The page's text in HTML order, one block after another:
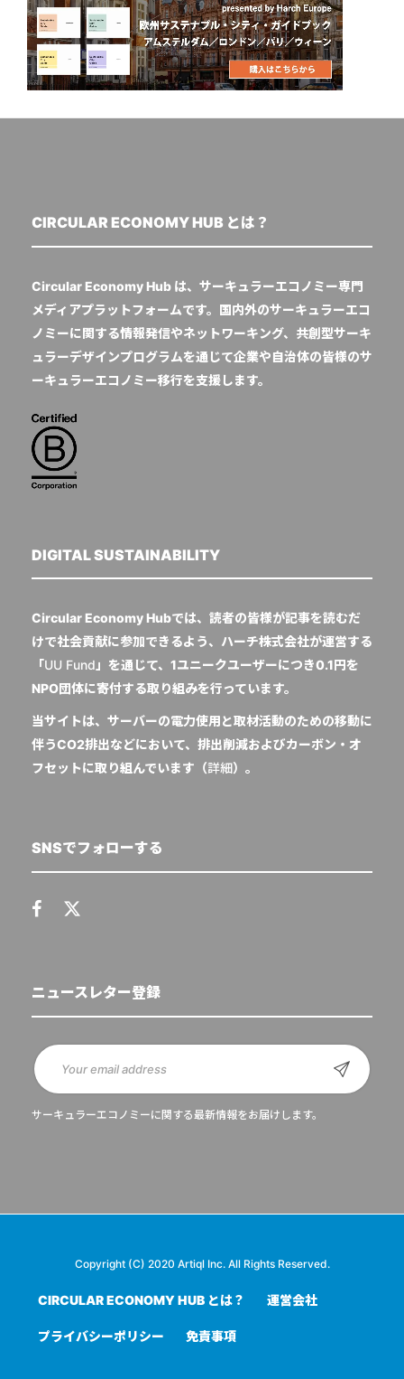
CIRCULAR ECONOMY HUB とは？
Circular Economy Hub は、サーキュラーエコノミー専門
メディアプラットフォームです。国内外のサーキュラーエコ
ノミーに関する情報発信やネットワーキング、共創型サーキ
ュラーデザインプログラムを通じて企業や自治体の皆様のサ
ーキュラーエコノミー移行を支援します。
DIGITAL SUSTAINABILITY
Circular Economy Hubでは、読者の皆様が記事を読むだ
けで社会貢献に参加できるよう、ハーチ株式会社が運営する
「UU Fund 」を通じて、1ユニークユーザーにつき0.1円を
NPO団体に寄付する取り組みを行っています。
当サイトは、サーバーの電力使用と取材活動のための移動に
伴うCO2排出などにおいて、排出削減およびカーボン・オ
フセットに取り組んでいます（詳細）。
SNSでフォローする
ニュースレター登録
サーキュラーエコノミーに関する最新情報をお届けします。
Copyright (C) 2020 Artiql Inc. All Rights Reserved.
CIRCULAR ECONOMY HUB とは？ 運営会社
プライバシーポリシー 免責事項